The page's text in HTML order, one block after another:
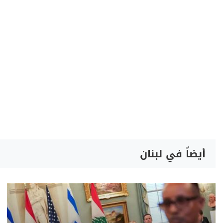
أيضاً في لبنان